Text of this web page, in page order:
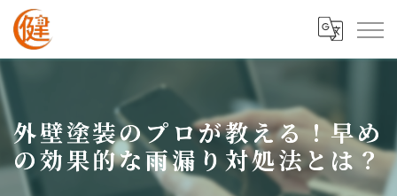
外壁塗装のプロが教える！早め
の効果的な雨漏り対処法とは？